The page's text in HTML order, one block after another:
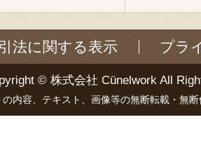
法に関する表示 プラ
© 株式会社 Cünelwork All
の内容、テキスト、画像等の無断転載・無